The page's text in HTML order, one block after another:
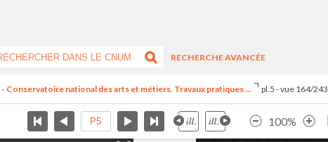
RECHERCHE AVANCÉE
Conservatoire national des arts et métiers. Travaux pratiques ... pl.5 - vue 164/243
100%